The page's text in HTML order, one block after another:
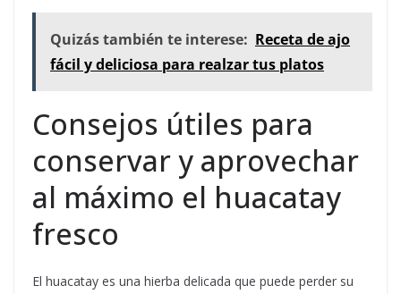
Quizás también te interese: Receta de ajo
fácil y deliciosa para realzar tus platos
Consejos útiles para
conservar y aprovechar
al máximo el huacatay
fresco
El huacatay es una hierba delicada que puede perder su